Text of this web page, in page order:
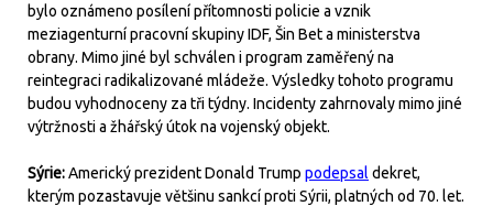
bylo oznámeno posílení přítomnosti policie a vznik
meziagenturní pracovní skupiny IDF, Šin Bet a ministerstva
obrany. Mimo jiné byl schválen i program zaměřený na
reintegraci radikalizované mládeže. Výsledky tohoto programu
budou vyhodnoceny za tři týdny. Incidenty zahrnovaly mimo jiné
výtržnosti a žhářský útok na vojenský objekt.
Sýrie:Americký prezident Donald Trump podepsal dekret,
kterým pozastavuje většinu sankcí proti Sýrii, platných od 70. let.